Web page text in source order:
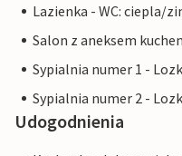
Lazienka - WC: ciepla/
Salon z aneksem
Sypialnia numer 1 -
Sypialnia numer 2 -
Udogodnienia